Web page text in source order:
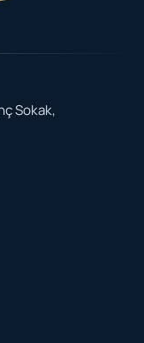
Sokak,